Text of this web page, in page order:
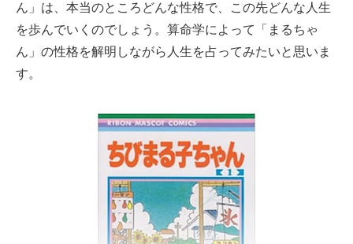
ん」は、本当のところどんな性格で、この先どんな人生
を歩んでいくのでしょう。算命学によって「まるちゃ
ん」の性格を解明しながら人生を占ってみたいと思いま
す。